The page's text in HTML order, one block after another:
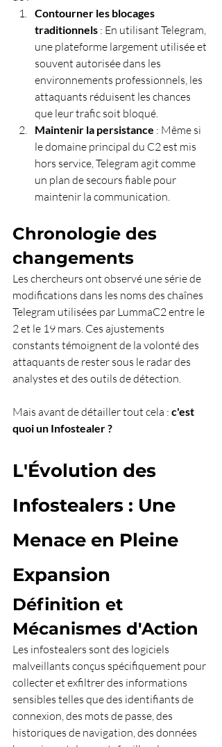
Contourner les blocages
traditionnels : En utilisant Telegram,
une plateforme largement utilisée et
souvent autorisée dans les
environnements professionnels, les
attaquants réduisent les chances
que leur trafic soit bloqué.
Maintenir la persistance : Même si
le domaine principal du C2 est mis
hors service, Telegram agit comme
un plan de secours fiable pour
maintenir la communication.
Chronologie des
changements
Les chercheurs ont observé une série de
modifications dans les noms des chaînes
Telegram utilisées par LummaC2 entre le
2 et le 19 mars. Ces ajustements
constants témoignent de la volonté des
attaquants de rester sous le radar des
analystes et des outils de détection.
Mais avant de détailler tout cela : c'est
quoi un Infostealer ?
L'Évolution des
Infostealers : Une
Menace en Pleine
Expansion
Définition et
Mécanismes d'Action
Les infostealers sont des logiciels
malveillants conçus spécifiquement pour
collecter et exfiltrer des informations
sensibles telles que des identifiants de
connexion, des mots de passe, des
historiques de navigation, des données